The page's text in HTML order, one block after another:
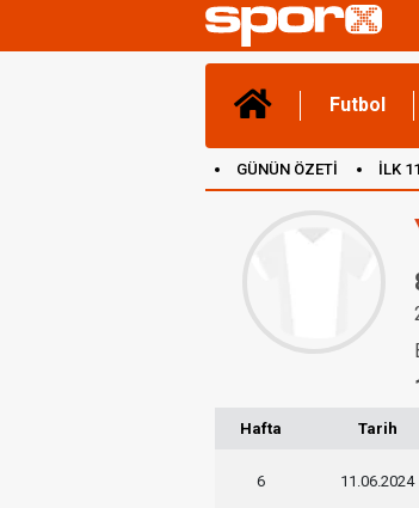
Futbol
GÜNÜN ÖZETİ İLK
Hafta Tarih
6 11.06.2024